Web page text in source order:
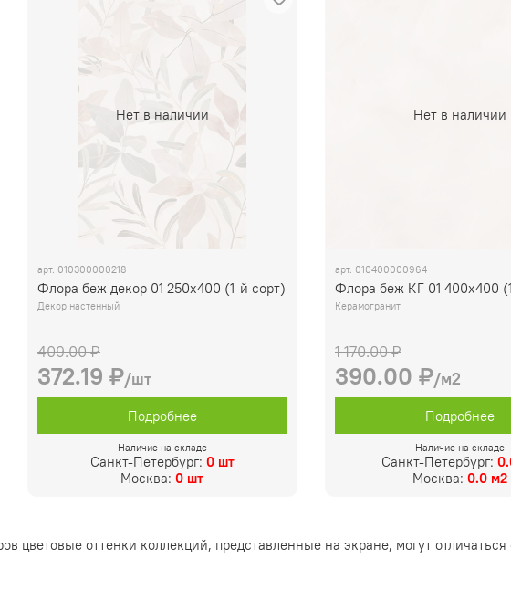
Нет в наличии
арт. 010300000218
Флора беж декор 01 250х400 (1-й сорт)
Декор настенный
409.00 ₽
372.19 ₽/шт
Подробнее
Наличие на складе
Санкт-Петербург: 0 шт
Москва:0 шт
Нет в наличии
арт. 010400000964
Флора беж КГ 01 400х400
Керамогранит
1 170.00 ₽
390.00 ₽/м2
Подробнее
Наличие на складе
Санкт-Петербург:
Москва: 0.0 м2
цветовые оттенки коллекций, представленные на экране, могут отличаться